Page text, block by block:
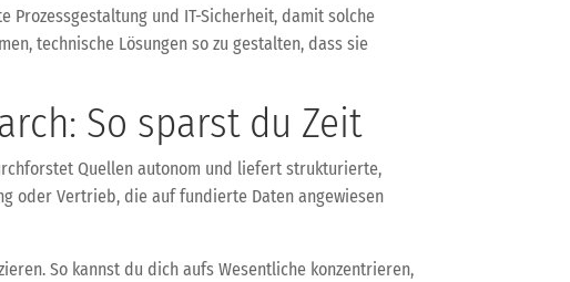
Prozessgestaltung und IT-Sicherheit, damit solche
technische Lösungen so zu gestalten, dass sie
So sparst du Zeit
Quellen autonom und liefert strukturierte,
oder Vertrieb, die auf fundierte Daten angewiesen
So kannst du dich aufs Wesentliche konzentrieren,